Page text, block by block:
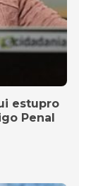
estupro
Penal